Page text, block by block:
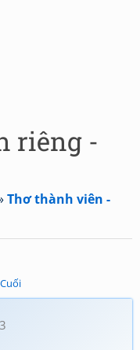
riêng -
Thơ thành viên -
Cuối